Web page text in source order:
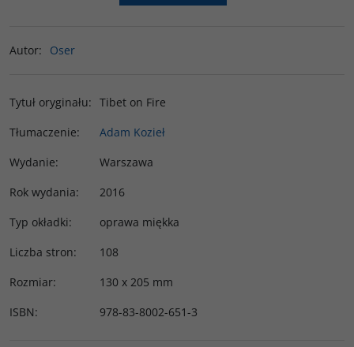
Autor: Oser
Tytuł oryginału: Tibet on Fire
Tłumaczenie:
Adam Kozieł
Wydanie:
Warszawa
Rok wydania:
2016
Typ okładki:
oprawa miękka
Liczba stron:
108
Rozmiar:
130 x 205 mm
ISBN: 978-83-8002-651-3